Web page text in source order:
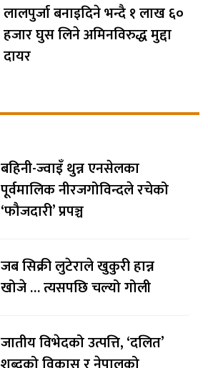
लालपुर्जा बनाइदिने भन्दै १ लाख ६०
हजार घुस लिने अमिनविरुद्ध मुद्दा
दायर
बहिनी-ज्वाइँ थुन्न एनसेलका
पूर्वमालिक नीरजगोविन्दले रचेको
‘फौजदारी’ प्रपञ्च
जब सिक्री लुटेराले खुकुरी हान्न
खोजे … त्यसपछि चल्यो गोली
जातीय विभेदको उत्पत्ति, ‘दलित’